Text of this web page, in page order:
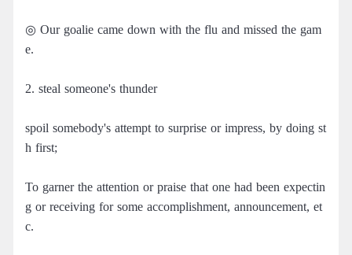
◎ Our goalie came down with the flu and missed the gam
e.
2. steal someone's thunder
spoil somebody's attempt to surprise or impress, by doing st
h first;
To garner the attention or praise that one had been expectin
g or receiving for some accomplishment, announcement, et
c.